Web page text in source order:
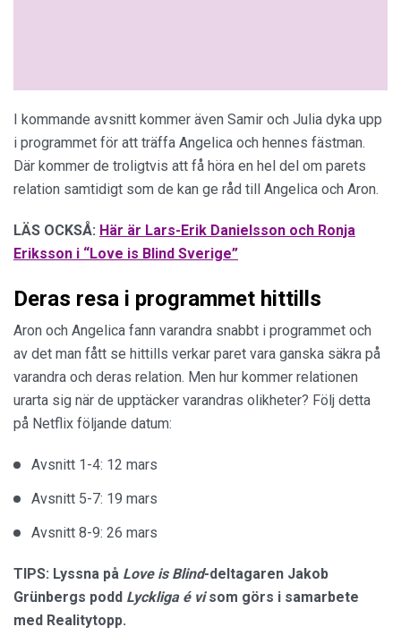
I kommande avsnitt kommer även Samir och Julia dyka upp
i programmet för att träffa Angelica och hennes fästman.
Där kommer de troligtvis att få höra en hel del om parets
relation samtidigt som de kan ge råd till Angelica och Aron.
LÄS OCKSÅ: Här är Lars-Erik Danielsson och Ronja
Eriksson i “Love is Blind Sverige”
Deras resa i programmet hittills
Aron och Angelica fann varandra snabbt i programmet och
av det man fått se hittills verkar paret vara ganska säkra på
varandra och deras relation. Men hur kommer relationen
urarta sig när de upptäcker varandras olikheter? Följ detta
på Netflix följande datum:
Avsnitt 1-4: 12 mars
Avsnitt 5-7: 19 mars
Avsnitt 8-9: 26 mars
TIPS: Lyssna på Love is Blind-deltagaren Jakob
Grünbergs podd Lyckliga é visom görs i samarbete
med Realitytopp.